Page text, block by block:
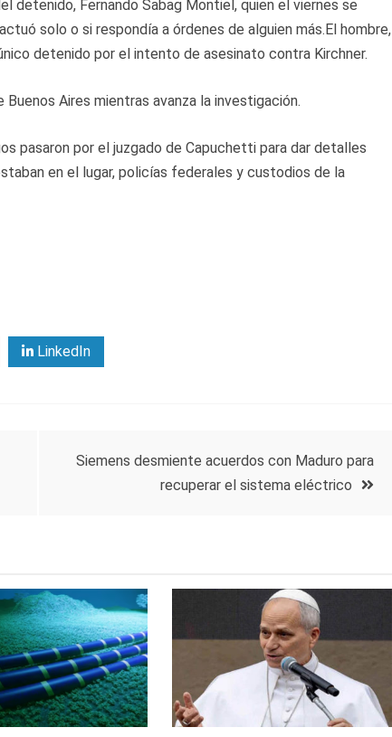
detenido, Fernando Sabag Montiel, quien el viernes se
solo o si respondía a órdenes de alguien más.El hombre,
detenido por el intento de asesinato contra Kirchner.
Aires mientras avanza la investigación.
pasaron por el juzgado de Capuchetti para dar detalles
en el lugar, policías federales y custodios de la
LinkedIn
Siemens desmiente acuerdos con Maduro para
recuperar el sistema eléctrico